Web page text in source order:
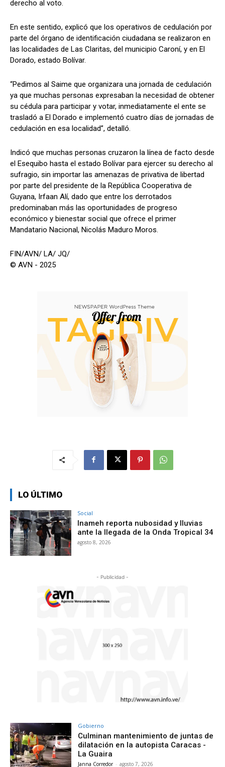
derecho al voto.
En este sentido, explicó que los operativos de cedulación por
parte del órgano de identificación ciudadana se realizaron en
las localidades de Las Claritas, del municipio Caroní, y en El
Dorado, estado Bolívar.
“Pedimos al Saime que organizara una jornada de cedulación
ya que muchas personas expresaban la necesidad de obtener
su cédula para participar y votar, inmediatamente el ente se
trasladó a El Dorado e implementó cuatro días de jornadas de
cedulación en esa localidad”, detalló.
Indicó que muchas personas cruzaron la línea de facto desde
el Esequibo hasta el estado Bolívar para ejercer su derecho al
sufragio, sin importar las amenazas de privativa de libertad
por parte del presidente de la República Cooperativa de
Guyana, Irfaan Alí, dado que entre los derrotados
predominaban más las oportunidades de progreso
económico y bienestar social que ofrece el primer
Mandatario Nacional, Nicolás Maduro Moros.
FIN/AVN/ LA/ JQ/
© AVN - 2025
LO ÚLTIMO
Social
Inameh reporta nubosidad y lluvias
ante la llegada de la Onda Tropical 34
agosto 8, 2026
- Publicidad -
Gobierno
Culminan mantenimiento de juntas de
dilatación en la autopista Caracas -
La Guaira
Janna Corredor - agosto 7, 2026